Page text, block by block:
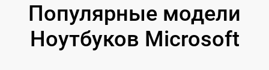
Популярные модели
Ноутбуков Microsoft